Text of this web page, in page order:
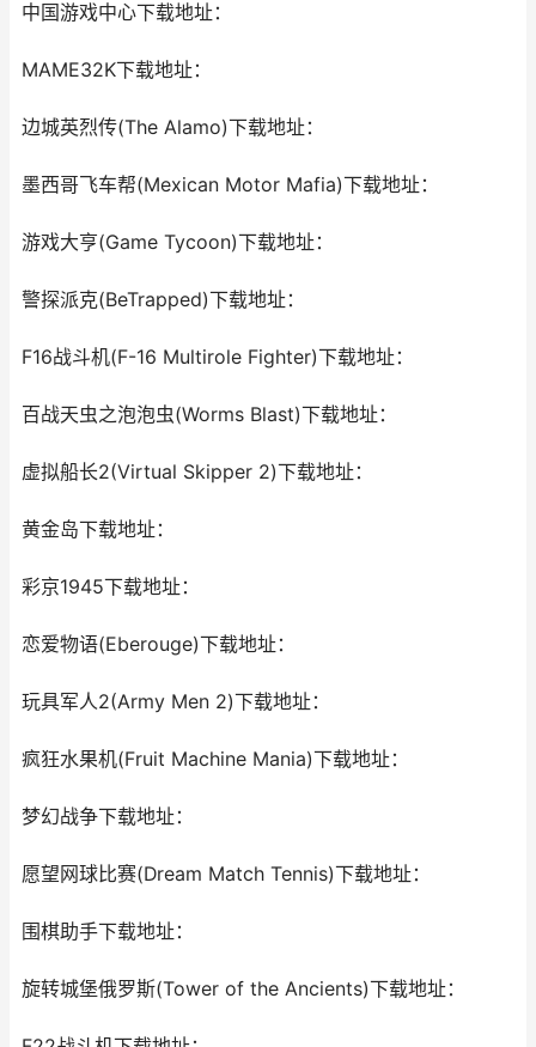
中国游戏中心下载地址：
MAME32K下载地址：
边城英烈传(The Alamo)下载地址：
墨西哥飞车帮(Mexican Motor Mafia)下载地址：
游戏大亨(Game Tycoon)下载地址：
警探派克(BeTrapped)下载地址：
F16战斗机(F-16 Multirole Fighter)下载地址：
百战天虫之泡泡虫(Worms Blast)下载地址：
虚拟船长2(Virtual Skipper 2)下载地址：
黄金岛下载地址：
彩京1945下载地址：
恋爱物语(Eberouge)下载地址：
玩具军人2(Army Men 2)下载地址：
疯狂水果机(Fruit Machine Mania)下载地址：
梦幻战争下载地址：
愿望网球比赛(Dream Match Tennis)下载地址：
围棋助手下载地址：
旋转城堡俄罗斯(Tower of the Ancients)下载地址：